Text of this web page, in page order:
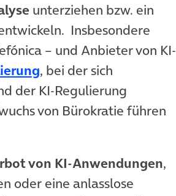
unterziehen bzw. ein
Insbesondere
– und Anbieter von KI-
(öffnet in neuem Tab)
, bei der sich
der KI-Regulierung
von Bürokratie führen
von KI-Anwendungen,
oder eine anlasslose